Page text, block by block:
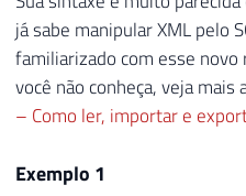
já sabe manipular XML pelo
familiarizado com esse
você não conheça, veja mais
– Como ler, importar e
Exemplo 1